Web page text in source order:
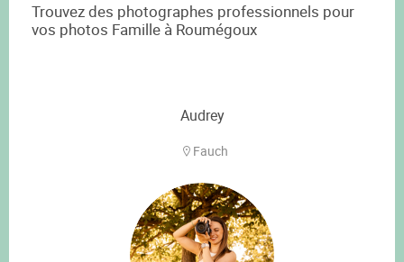
Trouvez des photographes professionnels pour
vos photos Famille à Roumégoux
Audrey
Fauch